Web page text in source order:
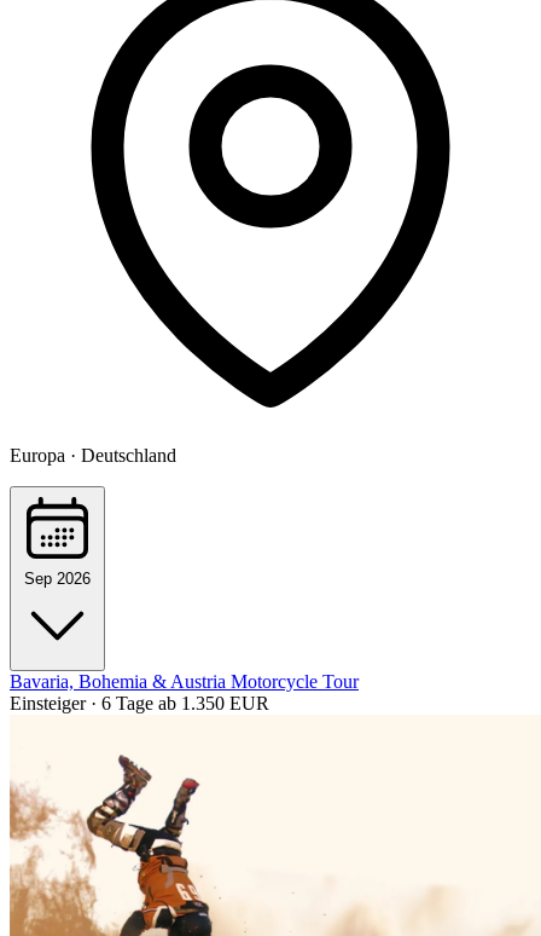
Europa · Deutschland
Sep 2026
Bavaria, Bohemia & Austria Motorcycle Tour
Einsteiger · 6 Tage ab 1.350 EUR